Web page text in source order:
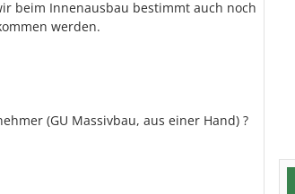
beim Innenausbau bestimmt auch noch
werden.
(GU Massivbau, aus einer Hand) ?